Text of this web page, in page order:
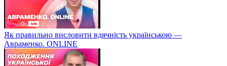
Як правильно висловити вдячність українською —
Авраменко. ONLINE